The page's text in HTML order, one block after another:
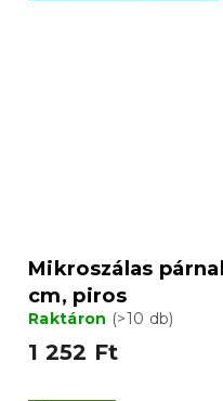
Mikroszálas
cm, piros
Raktáron (>10 db)
1 252 Ft